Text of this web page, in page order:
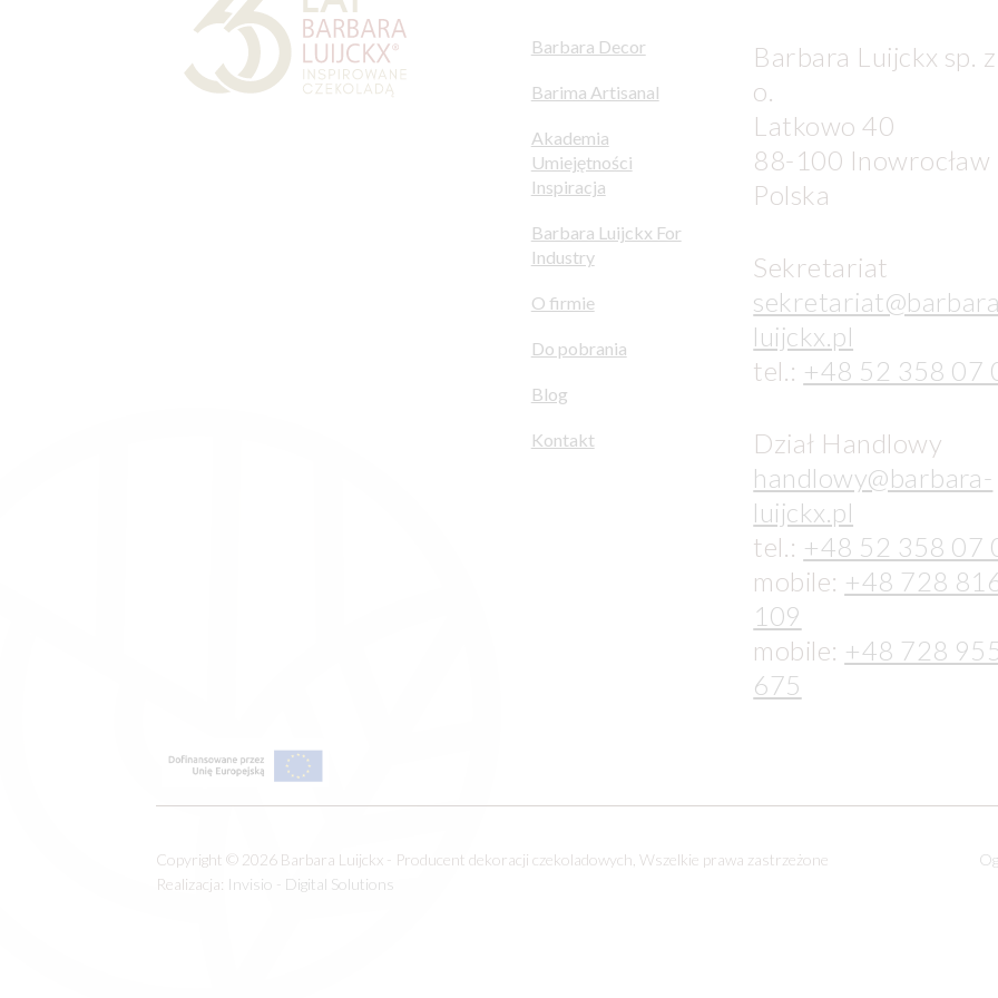
Barbara Decor
Barima Artisanal
Akademia
Umiejętności
Inspiracja
Barbara Luijckx For
Industry
O firmie
Do pobrania
Blog
Kontakt
Barbara Luijckx sp. z
o.
Latkowo 40
88-100 Inowrocław
Polska
Sekretariat
luijckx.pl
tel.: +48 52 358 07
Dział Handlowy
handlowy@barbara-
luijckx.pl
tel.: +48 52 358 07
mobile: +48 728
109
mobile: +48 728
675
Copyright © 2026 Barbara Luijckx - Producent dekoracji czekoladowych, Wszelkie prawa zastrzeżone
Realizacja: Invisio - Digital Solutions